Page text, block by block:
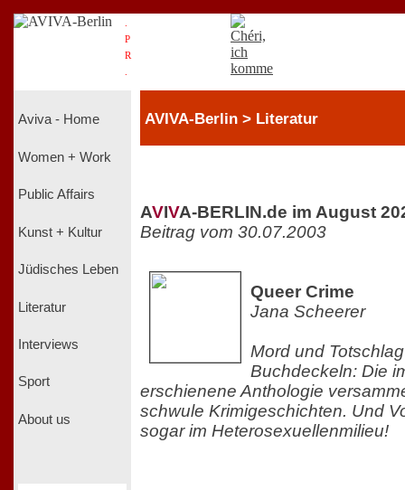
P
R
Aviva - Home
Women + Work
Public Affairs
Kunst + Kultur
Jüdisches Leben
Literatur
Interviews
Sport
About us
AVIVA-Berlin > Literatur
AVIVA-BERLIN.de im August
Beitrag vom 30.07.2003
Queer Crime
Jana Scheerer
Mord und
Buchdeckeln: Die
erschienene Anthologie
schwule Krimigeschichten. Und
sogar im Heterosexuellenmilieu!